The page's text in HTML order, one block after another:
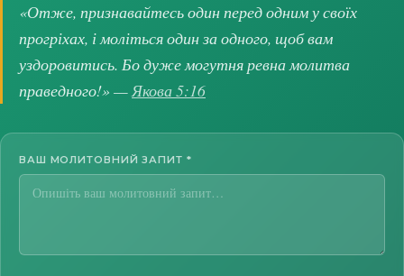
«Отже, признавайтесь один перед одним у своїх
прогріхах, і моліться один за одного, щоб вам
уздоровитись. Бо дуже могутня ревна молитва
праведного!» —Якова 5:16
ВАШ МОЛИТОВНИЙ ЗАПИТ *